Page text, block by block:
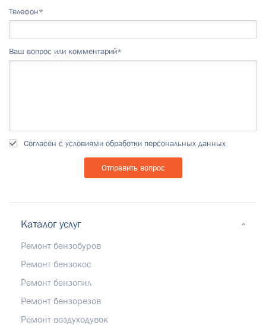
Телефон*
Ваш вопрос или комментарий*
Согласен с условиями обработки персональных данных
Каталог услуг
Ремонт бензобуров
Ремонт бензокос
Ремонт бензопил
Ремонт бензорезов
Ремонт воздуходувок